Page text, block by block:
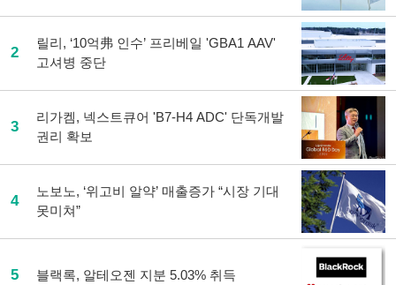
2
릴리, ‘10억弗 인수’ 프리베일 'GBA1 AAV'
고셔병 중단
3
리가켐, 넥스트큐어 'B7-H4 ADC' 단독개발
권리 확보
4
노보노, ‘위고비 알약’ 매출증가 “시장 기대
못미쳐”
5 블랙록, 알테오젠 지분 5.03% 취득